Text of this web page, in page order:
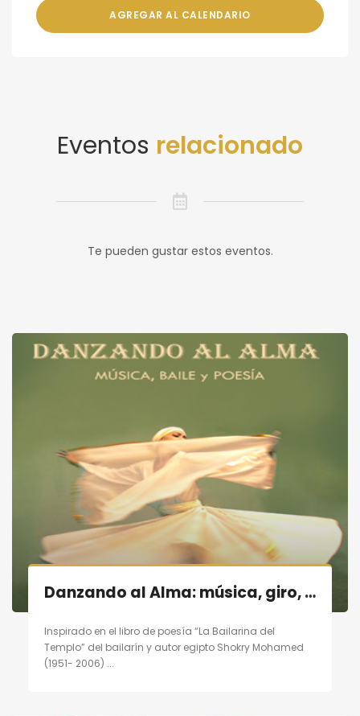
AGREGAR AL CALENDARIO
Eventos relacionado
Te pueden gustar estos eventos.
Danzando al Alma: música, giro, poesía en Madrid el 19/11/11
Inspirado en el libro de poesía “La Bailarina del
Templo” del bailarín y autor egipto Shokry Mohamed
(1951- 2006) ...